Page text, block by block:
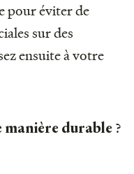
pour éviter de
sur des
ensuite à votre
manière durable ?